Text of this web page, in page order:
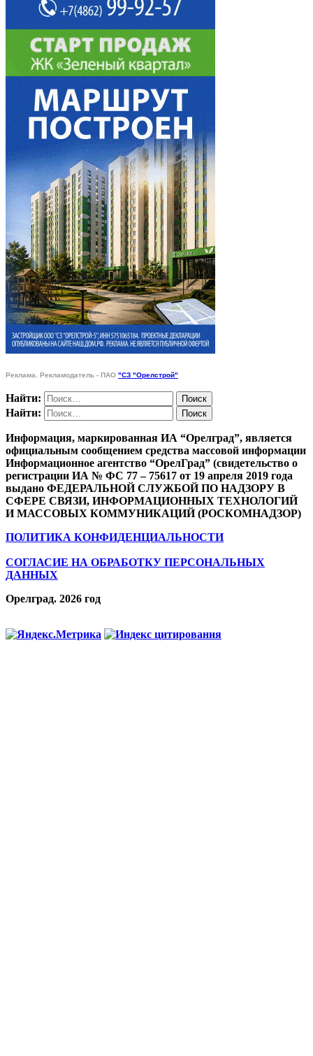
Реклама. Рекламодатель - ПАО "СЗ "Орелстрой"
Найти:
Найти:
Информация, маркированная ИА “Орелград”, является
официальным сообщением средства массовой информации
Информационное агентство “ОрелГрад” (свидетельство о
регистрации ИА № ФС 77 – 75617 от 19 апреля 2019 года
выдано ФЕДЕРАЛЬНОЙ СЛУЖБОЙ ПО НАДЗОРУ В
СФЕРЕ СВЯЗИ, ИНФОРМАЦИОННЫХ ТЕХНОЛОГИЙ
И МАССОВЫХ КОММУНИКАЦИЙ (РОСКОМНАДЗОР)
ПОЛИТИКА КОНФИДЕНЦИАЛЬНОСТИ
СОГЛАСИЕ НА ОБРАБОТКУ ПЕРСОНАЛЬНЫХ
ДАННЫХ
Орелград. 2026 год